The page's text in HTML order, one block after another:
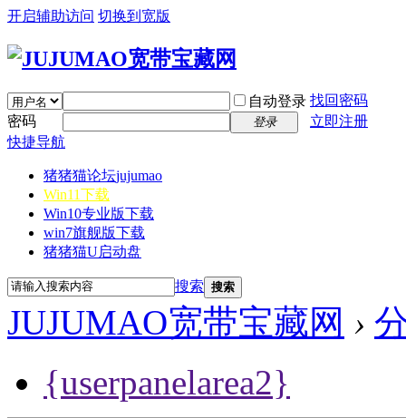
开启辅助访问 切换到宽版
自动登录 找回密码
密码
登录
立即注册
快捷导航
猪猪猫论坛jujumao
Win11下载
Win10专业版下载
win7旗舰版下载
猪猪猫U启动盘
搜索 搜索
JUJUMAO宽带宝藏网 ›
{userpanelarea2}